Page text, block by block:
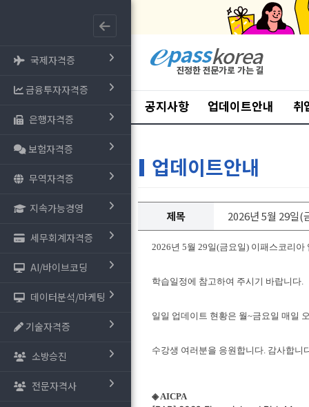
국제자격증
금융투자자격증
은행자격증
보험자격증
무역자격증
지속가능경영
세무회계자격증
AI/바이브코딩
데이터분석/마케팅
기술자격증
소방승진
전문자격사
공지사항 업데이트안내 취
업데이트안내
제목 2026년 5월 29일(
2026년 5월 29일(금요일) 이패스코리
학습일정에 참고하여 주시기 바랍니다.
일일 업데이트 현황은 월~금요일 매일
수강생 여러분을 응원합니다. 감사합니
◈ AICPA